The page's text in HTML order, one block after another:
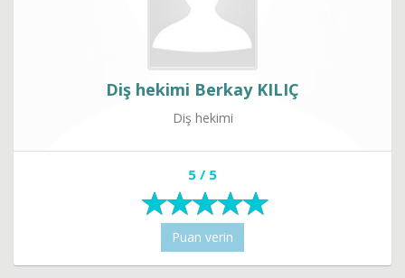
Diş hekimi Berkay KILIÇ
Diş hekimi
5 / 5
Puan verin